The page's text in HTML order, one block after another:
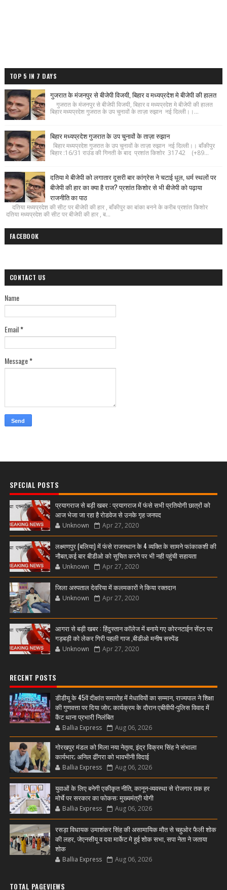
TOP 5 IN 7 DAYS
गुजरात के मंजनपुर से बीजेपी विजयी, बिहार व मध्यप्रदेश मे बीजेपी की हालत
गुजरात के मंजनपुर से बीजेपी विजयी, बिहार व मध्यप्रदेश मे बीजेपी की हालत
बिहार मध्यप्रदेश गुजरात के उप चुनावों के ताज़ा रुझान नई दिल्ली।।...
बिहार मध्यप्रदेश गुजरात के उप चुनावों के ताज़ा रुझान
बिहार मध्यप्रदेश गुजरात के उप चुनावों के ताज़ा रुझान नई दिल्ली।। बाँकीपुर
बिहार :16/31 राउंड की गिनती के बाद प्रशांत किशोर 31742 (+89...
दतिया मे बीजेपी को लगातार दूसरी बार कांग्रेस ने चटाई धूल, धर्म स्थलों पर
बीजेपी की हार का क्या है राज? प्रशांत किशोर से भी बीजेपी को पढ़ाया
राजनीति का पाठ
दतिया मध्यप्रदेश की सीट पर बीजेपी की हार , बाँकीपुर का बांका बनने के करीब प्रशांत किशोर
दतिया मध्यप्रदेश की सीट पर बीजेपी की हार , ब...
FACEBOOK
CONTACT US
Name
Email*
Message*
SPECIAL POSTS
प्रयागराज से बड़ी खबर : प्रयागराज में फंसे सभी प्रतियोगी छात्रों को
आज भेजा जा रहा है रोडवेज से उनके गृह जनपद
Unknown Apr 27, 2020
लक्ष्मणपुर (बलिया) में फंसे राजस्थान के 4 व्यक्ति के सामने फांकाकशी की
नौबत,कई बार बीडीओ को सूचित करने पर भी नही पहुंची सहायता
Unknown Apr 27, 2020
जिला अस्पताल देवरिया में कलमकारों ने किया रक्तदान
Unknown Apr 27, 2020
आगरा से बड़ी खबर : हिंदुस्तान कॉलेज में बनाये गए कोरनटाईन सेंटर पर
गड़बड़ी को लेकर गिरी पहली गाज ,बीडीओ मनीष सस्पेंड
Unknown Apr 27, 2020
RECENT POSTS
डीडीयू के 45वें दीक्षांत समारोह में मेधावियों का सम्मान, राज्यपाल ने शिक्षा
की गुणवत्ता पर दिया जोर; कार्यक्रम के दौरान एबीवीपी-पुलिस विवाद में
कैंट थाना प्रभारी निलंबित
Ballia Express Aug 06, 2026
गोरखपुर मंडल को मिला नया नेतृत्व, इंद्र विक्रम सिंह ने संभाला
कार्यभार; अनिल ढींगरा को भावभीनी विदाई
Ballia Express Aug 06, 2026
युवाओं के लिए बनेगी एकीकृत नीति, कानून-व्यवस्था से रोजगार तक हर
मोर्चे पर सरकार का फोकस: मुख्यमंत्री योगी
Ballia Express Aug 06, 2026
रसड़ा विधायक उमाशंकर सिंह की असामायिक मौत से चहुओर फैली शोक
की लहर, जेएनसीयू व दवा मार्केट मे हुई शोक सभा, सपा नेता ने जताया
शोक
Ballia Express Aug 06, 2026
TOTAL PAGEVIEWS